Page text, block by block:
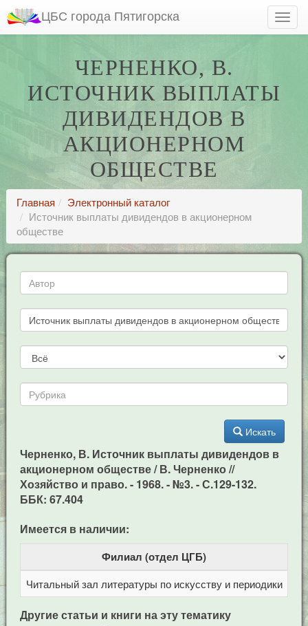
ЦБС города Пятигорска
ЧЕРНЕНКО, В.
ИСТОЧНИК ВЫПЛАТЫ
ДИВИДЕНДОВ В
АКЦИОНЕРНОМ
ОБЩЕСТВЕ
Главная
Электронный каталог
Источник выплаты дивидендов в акционерном
обществе
Искать
Черненко, В. Источник выплаты дивидендов в
акционерном обществе / В. Черненко //
Хозяйство и право. - 1968. - №3. - С.129-132.
ББК: 67.404
Имеется в наличии:
Филиал (отдел ЦГБ)
Читальный зал литературы по искусству и периодики
Другие статьи и книги на эту тематику